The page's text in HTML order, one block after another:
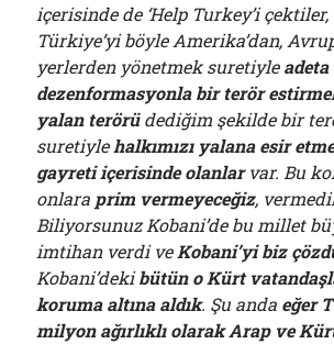
içerisinde de ‘Help Turkey’i
Türkiye’yi böyle Amerika’dan,
yerlerden yönetmek suretiyleadeta
dezenformasyonla bir terör
yalan terörüdediğim şekilde bir
suretiylehalkımızı yalana esir
gayreti içerisinde olanlarvar. Bu
onlara prim vermeyeceğiz,
Biliyorsunuz Kobani’de bu millet
imtihan verdi veKobani’yi biz
Kobani’dekibütün o Kürt
koruma altına aldık. Şu anda eğer
milyon ağırlıklı olarak Arap ve